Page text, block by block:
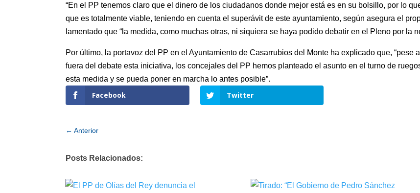
“En el PP tenemos claro que el dinero de los ciudadanos donde mejor está es en su bolsillo, por lo
que es totalmente viable, teniendo en cuenta el superávit de este ayuntamiento, según asegura el
lamentado que “la medida, como muchas otras, ni siquiera se haya podido debatir en el Pleno por la
Por último, la portavoz del PP en el Ayuntamiento de Casarrubios del Monte ha explicado que, “pese
fuera del debate esta iniciativa, los concejales del PP hemos planteado el asunto en el turno de
esta medida y se pueda poner en marcha lo antes posible”.
Facebook Twitter
←Anterior
Posts Relacionados: